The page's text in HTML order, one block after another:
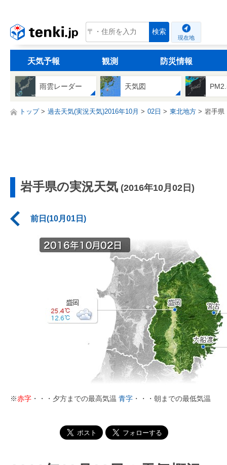
tenki.jp 検索
現在地
天気予報 観測 防災情報
雨雲レーダー 天気図
トップ 過去天気(実況天気)2016年10月 02日 東北地方 岩手県
岩手県の実況天気 (2016年10月02日)
前日(10月01日)
※赤字 ・・・夕方までの最高気温 青字 ・・・朝までの最低気温